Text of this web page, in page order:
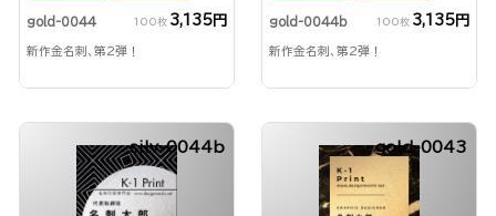
gold-0044 100枚 3,135円
新作金名刺、第2弾！
gold-0044b 100枚 3,135円
新作金名刺、第2弾！
silv-0044b gold-0043